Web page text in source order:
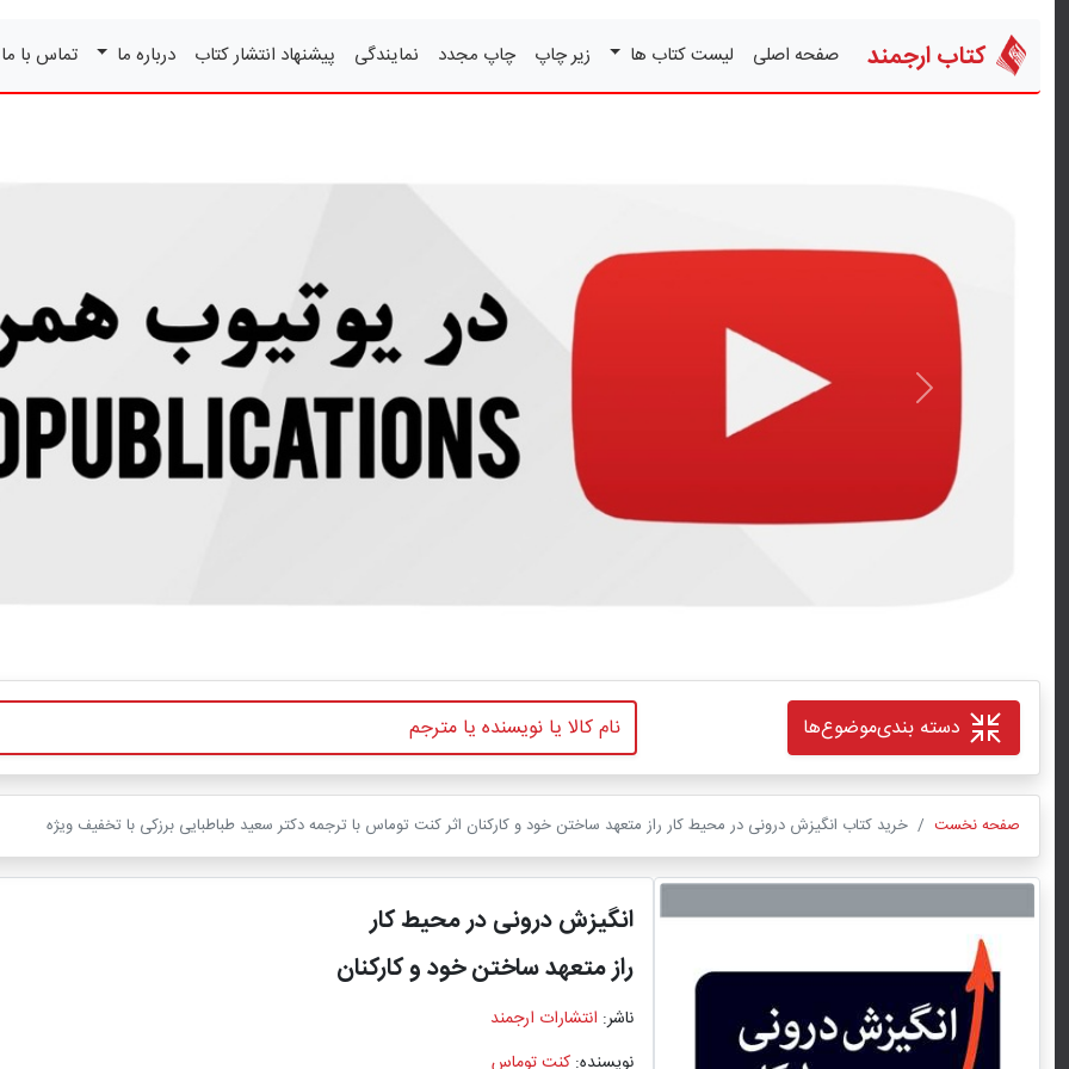
کتاب ارجمند صفحه اصلی لیست کتاب ها زیر چاپ چاپ مجدد نمایندگی پیشنهاد انتشار کتاب درباره ما تماس با
قبلی
دسته بندیموضوع‌ها
صفحه نخست خرید کتاب انگیزش درونی در محیط کار راز متعهد ساختن خود و کارکنان اثر کنت توماس با ترجمه دکتر سعید طباطبایی برزكی با تخفیف ویژه
انگیزش درونی در محیط کار
راز متعهد ساختن خود و کارکنان
ناشر: انتشارات ارجمند
نویسنده: کنت توماس